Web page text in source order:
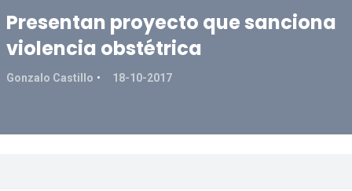
Presentan proyecto que sanciona
violencia obstétrica
Gonzalo Castillo 18-10-2017